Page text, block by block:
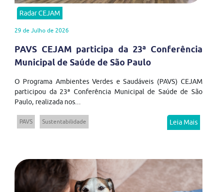
Radar CEJAM
29 de Julho de 2026
PAVS CEJAM participa da 23ª Conferência
Municipal de Saúde de São Paulo
O Programa Ambientes Verdes e Saudáveis (PAVS) CEJAM
participou da 23ª Conferência Municipal de Saúde de São
Paulo, realizada nos...
PAVS Sustentabilidade Leia Mais